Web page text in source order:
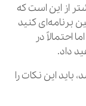
از این است که
برنامه‌ای کنید
احتمالاً در
داد.
باید این نکات را